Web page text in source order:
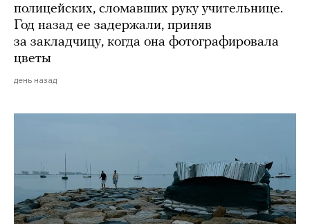
полицейских, сломавших руку учительнице.
Год назад ее задержали, приняв
за закладчицу, когда она фотографировала
цветы
день назад